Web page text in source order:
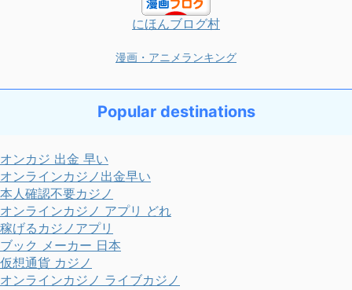
にほんブログ村
漫画・アニメランキング
Popular destinations
オンカジ 出金 早い
オンラインカジノ出金早い
本人確認不要カジノ
オンラインカジノ アプリ どれ
稼げるカジノアプリ
ブック メーカー 日本
仮想通貨 カジノ
オンラインカジノ ライブカジノ